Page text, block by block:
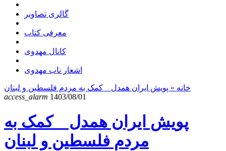
گالری تصاویر
معرفی کتاب
کانال مهدوی
اشعار ناب مهدوی
خانه » پویش ایران همدل _ کمک به مردم فلسطین و لبنان
access_alarm 1403/08/01
پویش ایران همدل _ کمک به
مردم فلسطین و لبنان